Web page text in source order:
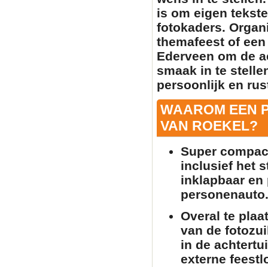
is om eigen
fotokaders.
themafeest of
Ederveen om de
smaak in te
persoonlijk en
WAAROM EEN
VAN ROEKEL?
Super
inclusief het
inklapbaar
personenauto.
Overal te
van de
in de
externe